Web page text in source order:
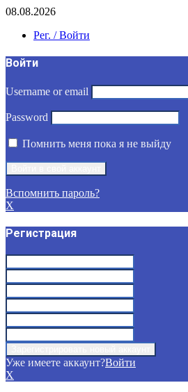
08.08.2026
Рег. / Войти
Войти
Username or email
Password
Помнить меня пока я не выйду
Вспомнить пароль?
X
Регистрация
Уже имеете аккаунт?Войти
X